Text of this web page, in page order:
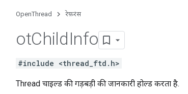
OpenThread रेफ़रंस
otChildInfo
#include <thread_ftd.h>
Thread चाइल्ड की गड़बड़ी की जानकारी होल्ड करता है.